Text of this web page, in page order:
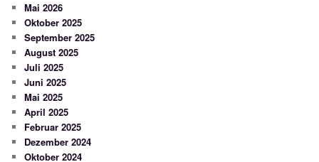
Mai 2026
Oktober 2025
September 2025
August 2025
Juli 2025
Juni 2025
Mai 2025
April 2025
Februar 2025
Dezember 2024
Oktober 2024